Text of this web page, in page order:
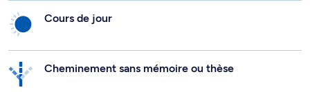
Cours de jour
Cheminement sans mémoire ou thèse